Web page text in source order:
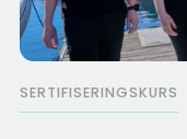
SERTIFISERINGSKURS